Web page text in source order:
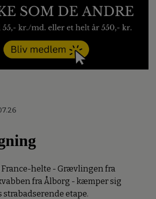
France-helte - Grævlingen fra
fra Ålborg - kæmper sig
etape.